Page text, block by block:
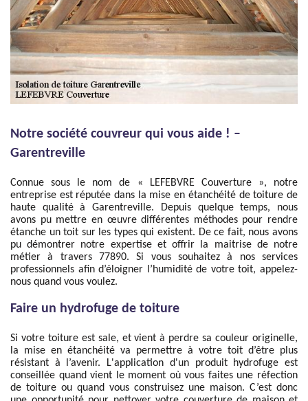
Notre société couvreur qui vous aide ! –
Garentreville
Connue sous le nom de « LEFEBVRE Couverture », notre
entreprise est réputée dans la mise en étanchéité de toiture de
haute qualité à Garentreville. Depuis quelque temps, nous
avons pu mettre en œuvre différentes méthodes pour rendre
étanche un toit sur les types qui existent. De ce fait, nous avons
pu démontrer notre expertise et offrir la maitrise de notre
métier à travers 77890. Si vous souhaitez à nos services
professionnels afin d’éloigner l’humidité de votre toit, appelez-
nous quand vous voulez.
Faire un hydrofuge de toiture
Si votre toiture est sale, et vient à perdre sa couleur originelle,
la mise en étanchéité va permettre à votre toit d’être plus
résistant à l’avenir. L'application d'un produit hydrofuge est
conseillée quand vient le moment où vous faites une réfection
de toiture ou quand vous construisez une maison. C’est donc